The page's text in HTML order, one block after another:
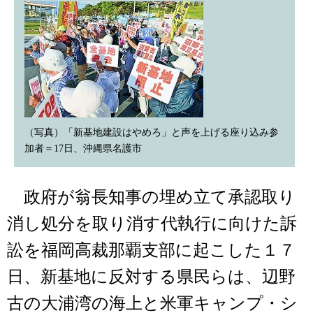
（写真）「新基地建設はやめろ」と声を上げる座り込み参
加者＝17日、沖縄県名護市
政府が翁長知事の埋め立て承認取り
消し処分を取り消す代執行に向けた訴
訟を福岡高裁那覇支部に起こした１７
日、新基地に反対する県民らは、辺野
古の大浦湾の海上と米軍キャンプ・シ